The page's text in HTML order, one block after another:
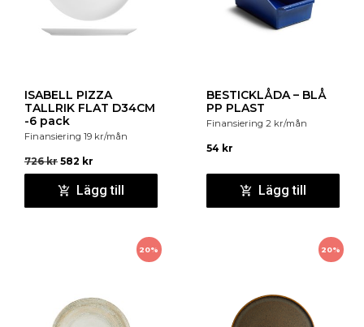
ISABELL PIZZA
TALLRIK FLAT D34CM
-6 pack
Finansiering 19 kr/mån
726kr 582 kr
Lägg till
BESTICKLÅDA – BLÅ
PP PLAST
Finansiering 2 kr/mån
54 kr
Lägg till
20% 20%